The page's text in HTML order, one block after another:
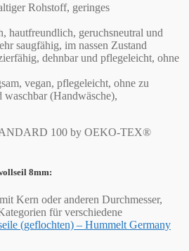
Rohstoff, geringes
hautfreundlich, geruchsneutral und
saugfähig, im nassen Zustand
dehnbar und pflegeleicht, ohne
vegan, pflegeleicht, ohne zu
waschbar (Handwäsche),
100 by OEKO-TEX®
8mm:
Kern oder anderen Durchmesser,
für verschiedene
(geflochten) – Hummelt Germany